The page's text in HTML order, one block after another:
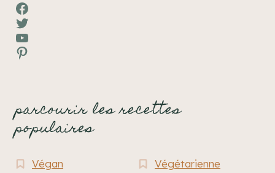
Facebook
Twitter
YouTube
Pinterest
parcourir les recettes
populaires
Végan Végétarienne